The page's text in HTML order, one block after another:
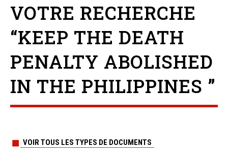
VOTRE RECHERCHE
“KEEP THE DEATH
PENALTY ABOLISHED
IN THE PHILIPPINES ”
VOIR TOUS LES TYPES DE DOCUMENTS